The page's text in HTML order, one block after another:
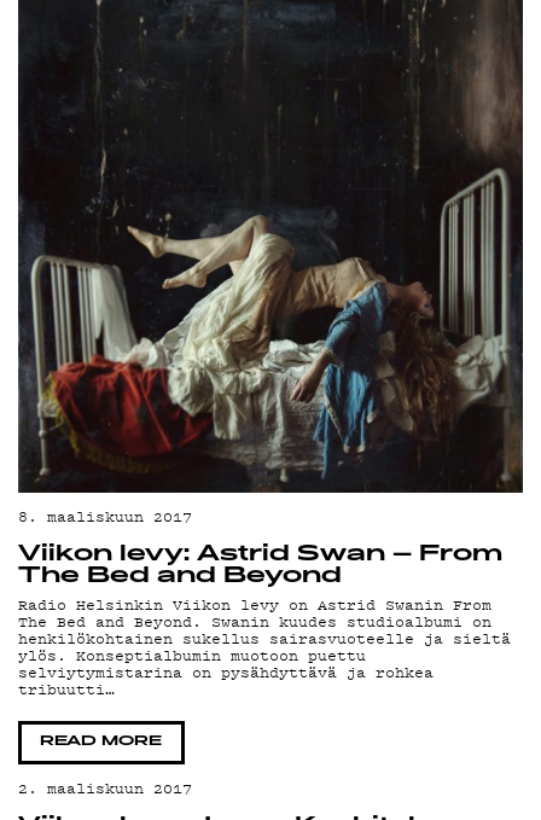
8. maaliskuun 2017
Viikon levy: Astrid Swan – From
The Bed and Beyond
Radio Helsinkin Viikon levy on Astrid Swanin From
The Bed and Beyond. Swanin kuudes studioalbumi on
henkilökohtainen sukellus sairasvuoteelle ja sieltä
ylös. Konseptialbumin muotoon puettu
selviytymistarina on pysähdyttävä ja rohkea
tribuutti…
READ MORE
2. maaliskuun 2017